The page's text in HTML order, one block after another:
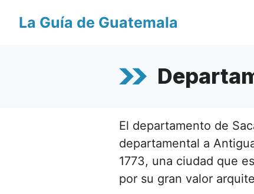
La Guía de Guatemala
El departamento de
departamental a
1773, una ciudad que
por su gran valor